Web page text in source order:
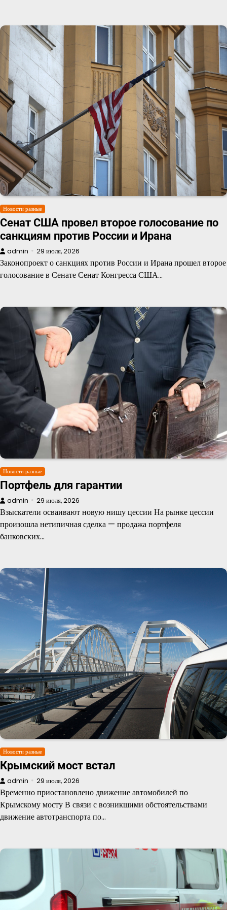
Новости разные
Сенат США провел второе голосование по
санкциям против России и Ирана
admin 29 июля, 2026
Законопроект о санкциях против России и Ирана прошел второе
голосование в Сенате Сенат Конгресса США…
Новости разные
Портфель для гарантии
admin 29 июля, 2026
Взыскатели осваивают новую нишу цессии На рынке цессии
произошла нетипичная сделка — продажа портфеля
банковских…
Новости разные
Крымский мост встал
admin 29 июля, 2026
Временно приостановлено движение автомобилей по
Крымскому мосту В связи с возникшими обстоятельствами
движение автотранспорта по…